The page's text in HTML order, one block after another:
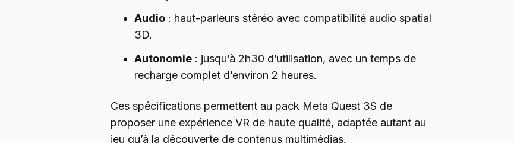
Audio : haut-parleurs stéréo avec compatibilité audio spatial
3D.
Autonomie : jusqu’à 2h30 d’utilisation, avec un temps de
recharge complet d’environ 2 heures.
Ces spécifications permettent au pack Meta Quest 3S de
proposer une expérience VR de haute qualité, adaptée autant au
jeu qu’à la découverte de contenus multimédias.